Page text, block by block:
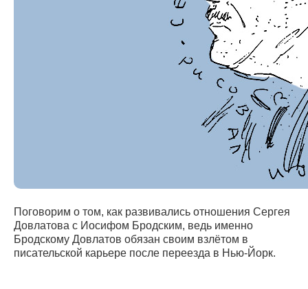
Поговорим о том, как развивались отношения Сергея
Довлатова с Иосифом Бродским, ведь именно
Бродскому Довлатов обязан своим взлётом в
писательской карьере после переезда в Нью-Йорк.